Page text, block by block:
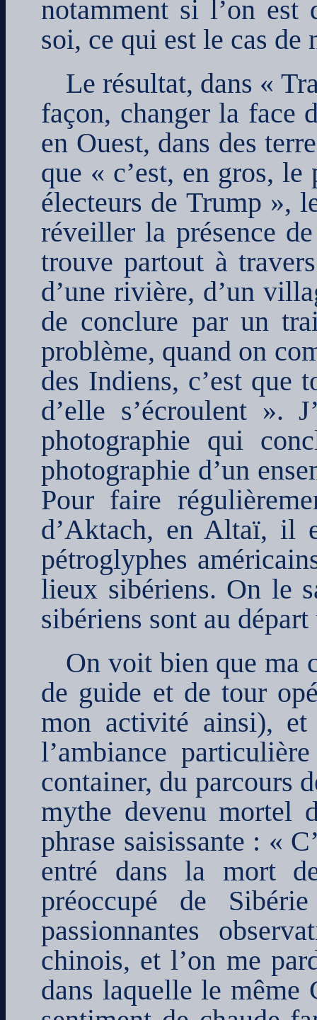
notamment si l’on est
soi, ce qui est le cas de
Le résultat, dans «
façon, changer la face
en Ouest, dans des
que « c’est, en gros,
électeurs de Trump »,
réveiller la présence
trouve partout à
d’une rivière, d’un
de conclure par un
problème, quand on
des Indiens, c’est que
d’elle s’écroulent ».
photographie qui
photographie d’un
Pour faire
d’Aktach, en Altaï, il
pétroglyphes
lieux sibériens. On le
sibériens sont au
On voit bien que ma
de guide et de tour
mon activité ainsi), et
l’ambiance
container, du parcours
mythe devenu mortel
phrase saisissante : «
entré dans la mort
préoccupé de
passionnantes
chinois, et l’on me
dans laquelle le